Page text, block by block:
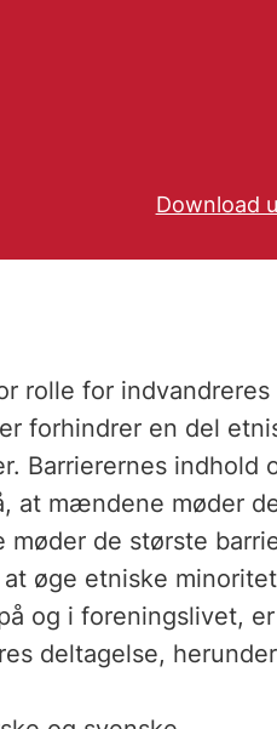
Download
rolle for
forhindrer en del
Barrierernes indhold
at mændene møder
de største
øge etniske
og i foreningslivet,
deltagelse,